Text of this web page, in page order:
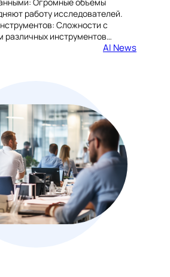
работу исследователей.
Сложности с
различных инструментов…
AI News